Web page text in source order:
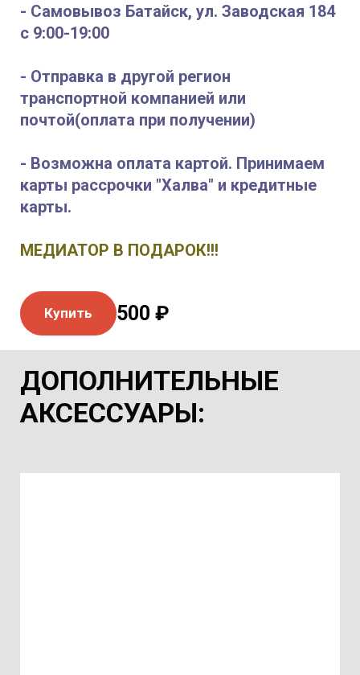
- Самовывоз Батайск, ул. Заводская 184
с 9:00-19:00
- Отправка в другой регион
транспортной компанией или
почтой(оплата при получении)
- Возможна оплата картой. Принимаем
карты рассрочки "Халва" и кредитные
карты.
МЕДИАТОР В ПОДАРОК!!!
Купить 500 ₽
ДОПОЛНИТЕЛЬНЫЕ
АКСЕССУАРЫ: